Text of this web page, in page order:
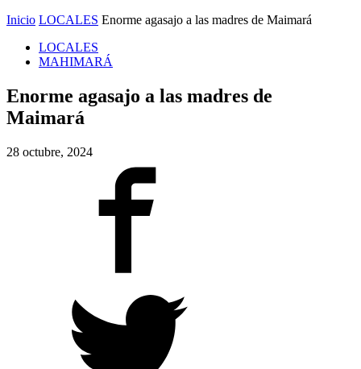
Inicio LOCALES Enorme agasajo a las madres de Maimará
LOCALES
MAHIMARÁ
Enorme agasajo a las madres de
Maimará
28 octubre, 2024